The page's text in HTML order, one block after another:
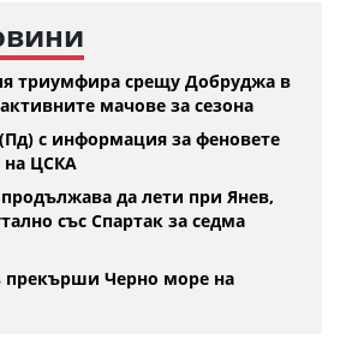
триумфира срещу Добруджа в
мачове за сезона
с информация за феновете
на ЦСКА
да лети при Янев,
със Спартак за седма
прекърши Черно море на